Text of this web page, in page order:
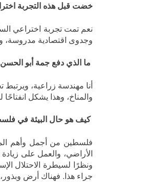
خضت قبل هذه التجربة
نعم تمت تجربة اختراعي
وجدوى اقتصادية مدروسة،
ما الذي دفع جمة أبو
أنا مهندسة زراعية، ويرتبط
والمناخ، وهذا يشكل
كيف هو حال البيئة في
فلسطين من أجمل وأهم
الأراضي، والعمل على
ونظرًا لسيطرة الاحتلال
جراء هذا. فهناك أرض